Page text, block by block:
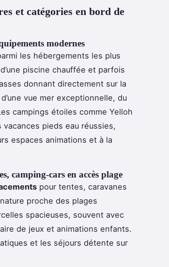
et catégories en bord de
modernes
les hébergements les plus
piscine chauffée et parfois
donnant directement sur la
vue mer exceptionnelle, du
campings étoiles comme Yelloh
pieds eau réussies,
espaces animations et à la
camping-cars en accès plage
pour tentes, caravanes
proche des plages
spacieuses, souvent avec
de jeux et animations enfants.
et les séjours détente sur